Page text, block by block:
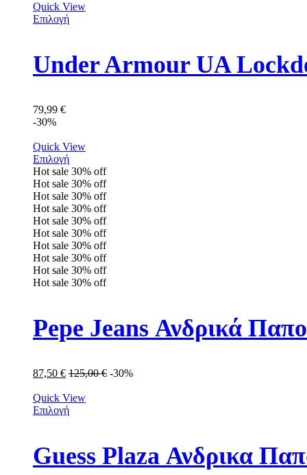
Quick View
Επιλογή
Under Armour UA
79,99 €
-30%
Quick View
Επιλογή
Hot sale 30% off
Hot sale 30% off
Hot sale 30% off
Hot sale 30% off
Hot sale 30% off
Hot sale 30% off
Hot sale 30% off
Hot sale 30% off
Hot sale 30% off
Hot sale 30% off
Pepe Jeans Ανδρικά
87,50 € 125,00€ -30%
Quick View
Επιλογή
Guess Plaza Ανδρικα